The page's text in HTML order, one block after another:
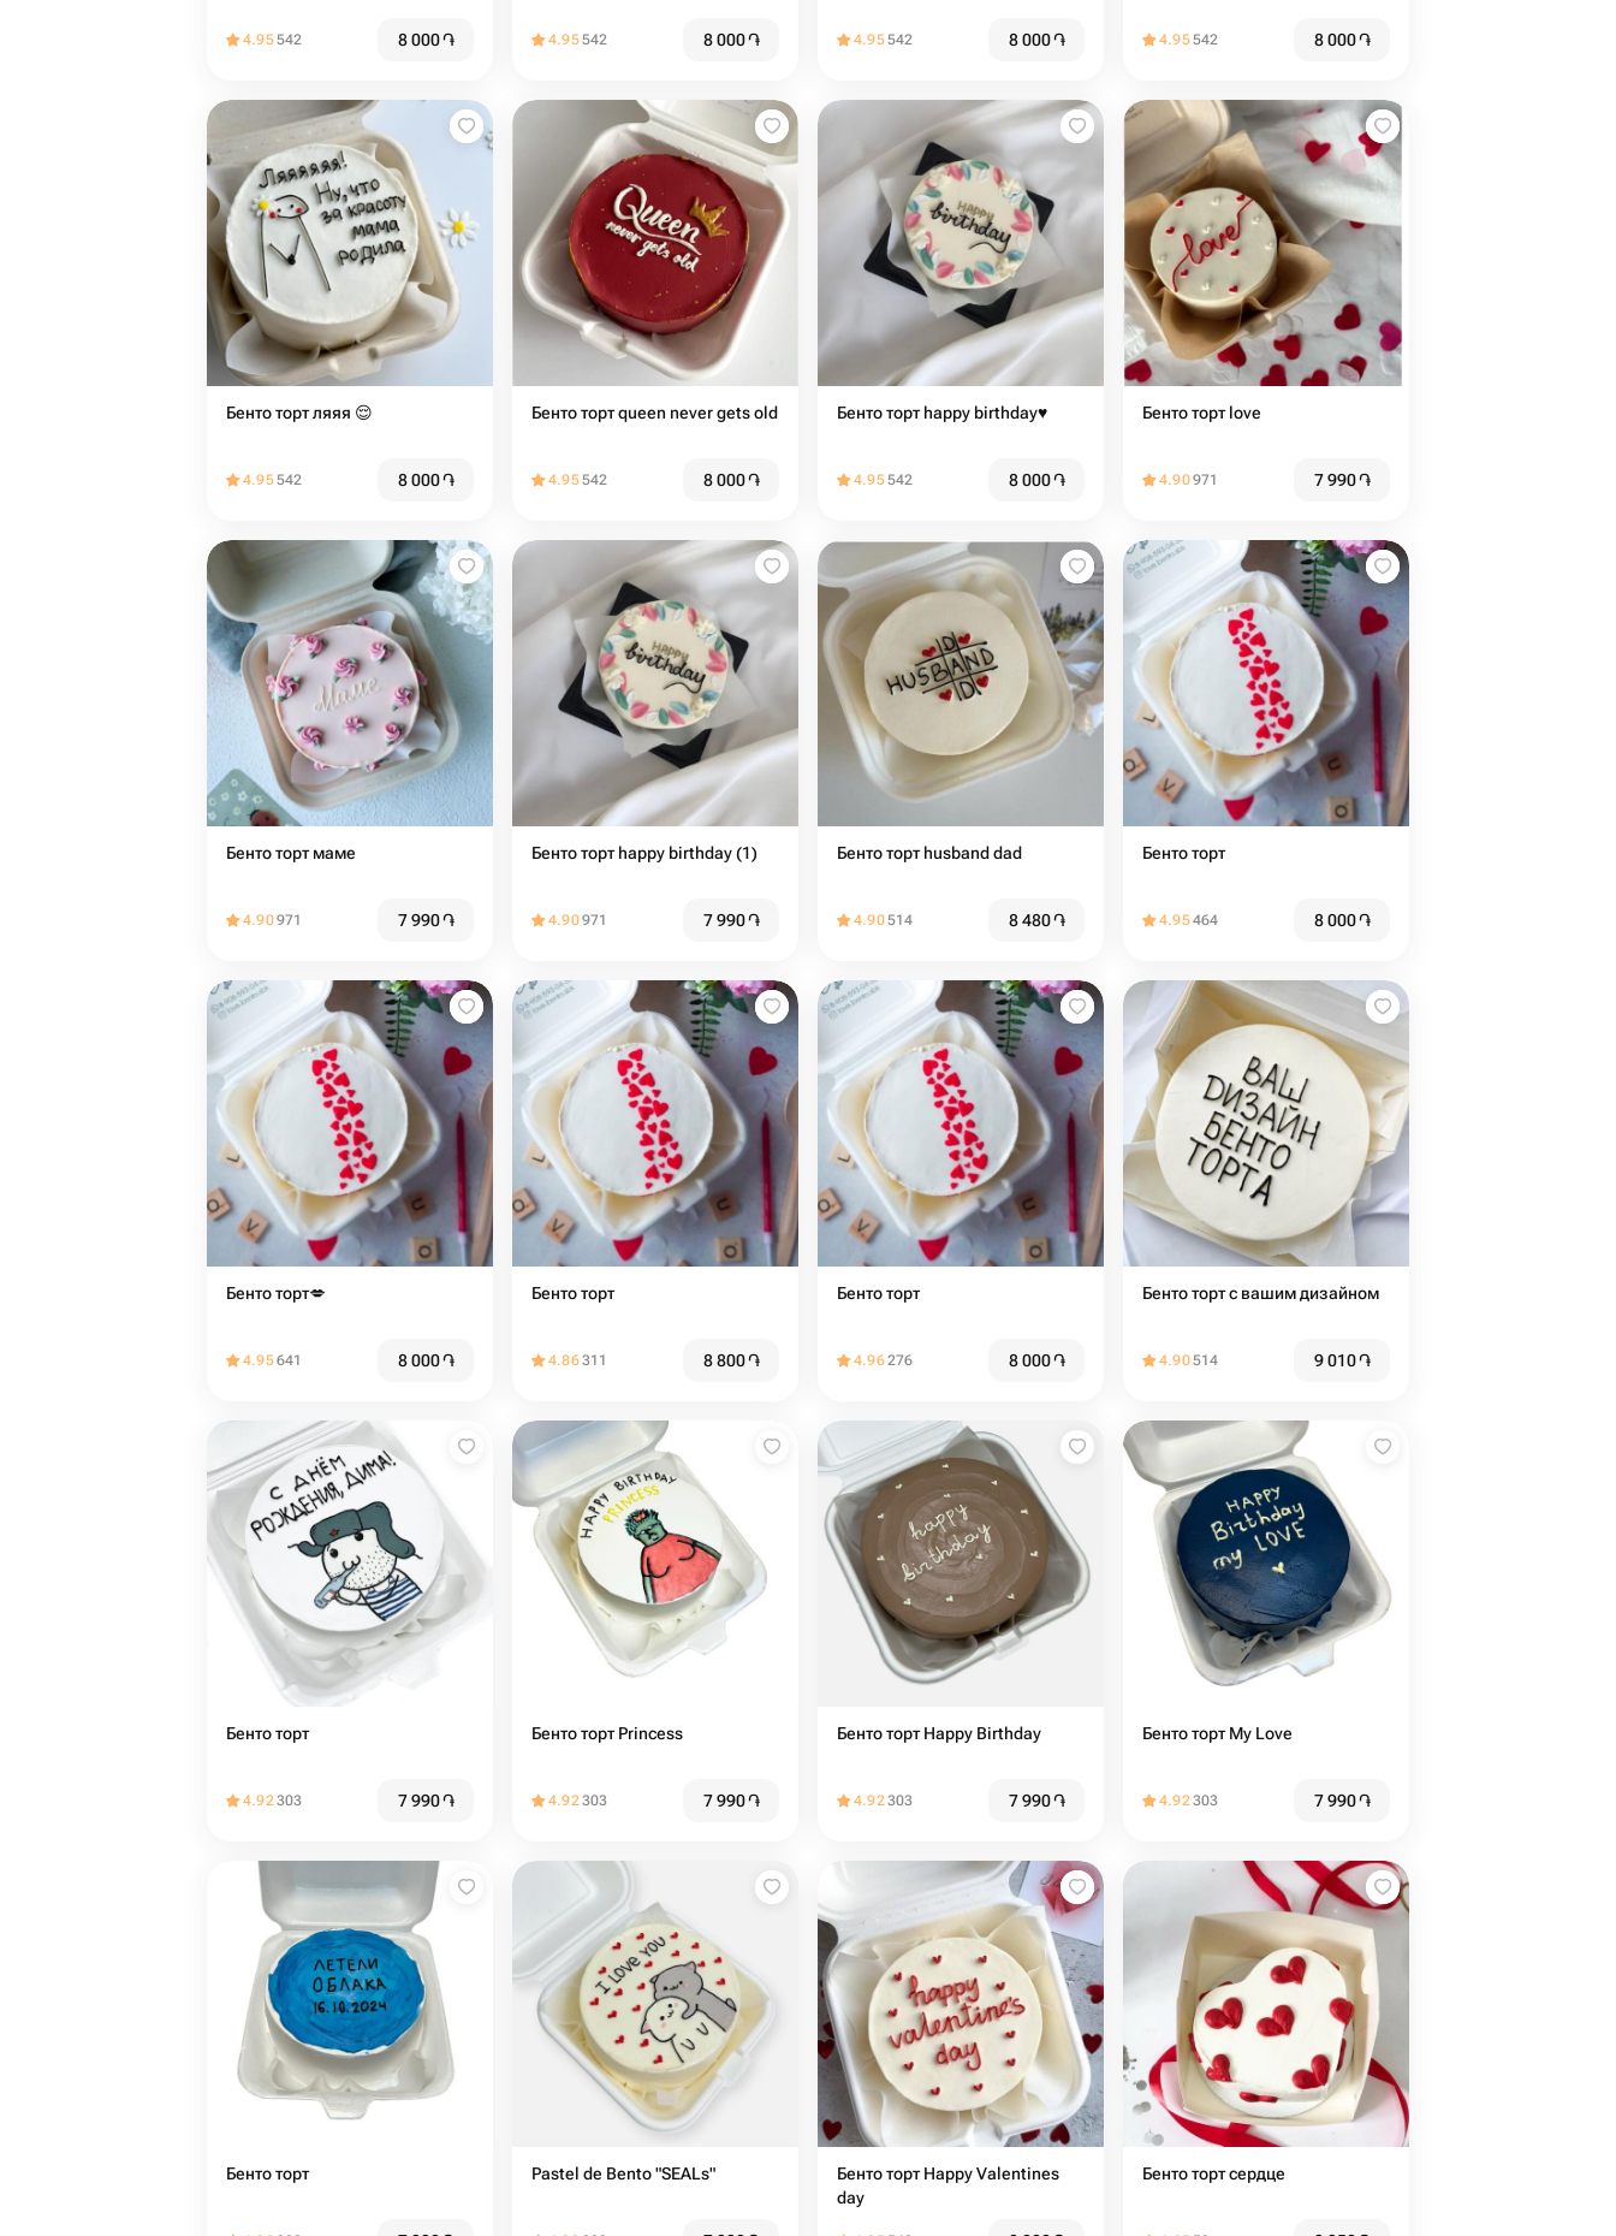
4.95542 8 000֏ 4.95542 8 000֏ 4.95542 8 000֏ 4.95542 8 000֏
Бенто торт ляяя 😌
4.95542 8 000֏
Бенто торт queen never gets old
4.95542 8 000֏
Бенто торт happy birthday♥️
4.95542 8 000֏
Бенто торт love
4.90971 7 990֏
Бенто торт маме
4.90971 7 990֏
Бенто торт happy birthday (1)
4.90971 7 990֏
Бенто торт husband dad
4.90514 8 480֏
Бенто торт
4.95464 8 000֏
Бенто торт💋️
4.95641 8 000֏
Бенто торт
4.86311 8 800֏
Бенто торт
4.96276 8 000֏
Бенто торт с вашим дизайном
4.90514 9 010֏
Бенто торт
4.92303 7 990֏
Бенто торт Princess
4.92303 7 990֏
Бенто торт Happy Birthday
4.92303 7 990֏
Бенто торт My Love
4.92303 7 990֏
Бенто торт Pastel de Bento "SEALs"
Бенто торт Happy Valentines
day
Бенто торт сердце